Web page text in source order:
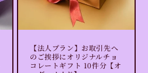
【法人プラン】お取引先へ
のご挨拶にオリジナルチョ
コレートギフト 10件分【オ